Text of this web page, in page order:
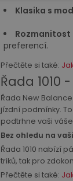
Klasika s
Rozmanitost
preferencí.
Přečtěte si také:
Řada 1010
Řada New
jízdní podmínky.
podtrhne vaši
Bez ohledu na
Řada 1010 nabízí
triků, tak pro
Přečtěte si také: